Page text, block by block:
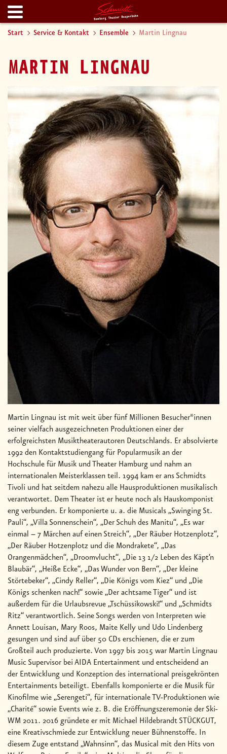
Start Service & Kontakt Ensemble Martin Lingnau
MARTIN LINGNAU
Martin Lingnau ist mit weit über fünf Millionen Besucher*innen
seiner vielfach ausgezeichneten Produktionen einer der
erfolgreichsten Musiktheaterautoren Deutschlands. Er absolvierte
1992 den Kontaktstudiengang für Popularmusik an der
Hochschule für Musik und Theater Hamburg und nahm an
internationalen Meisterklassen teil. 1994 kam er ans Schmidts
Tivoli und hat seitdem nahezu alle Hausproduktionen musikalisch
verantwortet. Dem Theater ist er heute noch als Hauskomponist
eng verbunden. Er komponierte u. a. die Musicals „Swinging St.
Pauli“, „Villa Sonnenschein“, „Der Schuh des Manitu“, „Es war
einmal – 7 Märchen auf einen Streich“, „Der Räuber Hotzenplotz“,
„Der Räuber Hotzenplotz und die Mondrakete“, „Das
Orangenmädchen“, „Droomvlucht“, „Die 13 1/2 Leben des Käpt‘n
Blaubär“, „Heiße Ecke“, „Das Wunder von Bern“, „Der kleine
Störtebeker“, „Cindy Reller“, „Die Königs vom Kiez“ und „Die
Königs schenken nach!“ sowie „Der achtsame Tiger“ und ist
außerdem für die Urlaubsrevue „Tschüssikowski!“ und „Schmidts
Ritz“ verantwortlich. Seine Songs werden von Interpreten wie
Annett Louisan, Mary Roos, Maite Kelly und Udo Lindenberg
gesungen und sind auf über 50 CDs erschienen, die er zum
Großteil auch produzierte. Von 1997 bis 2015 war Martin Lingnau
Music Supervisor bei AIDA Entertainment und entscheidend an
der Entwicklung und Konzeption des international preisgekrönten
Entertainments beteiligt. Ebenfalls komponierte er die Musik für
Kinofilme wie „Serengeti“, für internationale TV-Produktionen wie
„Charité“ sowie Events wie z. B. die Eröffnungszeremonie der Ski-
WM 2011. 2016 gründete er mit Michael Hildebrandt STÜCKGUT,
eine Kreativschmiede zur Entwicklung neuer Bühnenstoffe. In
diesem Zuge entstand „Wahnsinn“, das Musical mit den Hits von